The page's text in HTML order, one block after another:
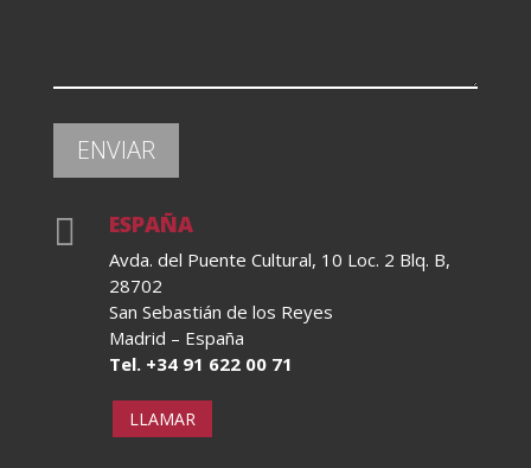
 ESPAÑA
Avda. del Puente Cultural, 10 Loc. 2 Blq. B,
28702
San Sebastián de los Reyes
Madrid – España
Tel. +34 91 622 00 71
LLAMAR